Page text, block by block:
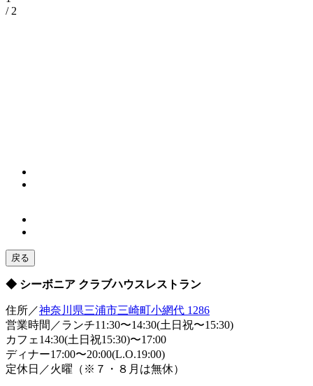
/ 2
戻る
◆ シーボニア クラブハウスレストラン
住所／神奈川県三浦市三崎町小網代 1286
営業時間／ランチ11:30〜14:30(土日祝〜15:30)
カフェ14:30(土日祝15:30)〜17:00
ディナー17:00〜20:00(L.O.19:00)
定休日／火曜（※７・８月は無休）